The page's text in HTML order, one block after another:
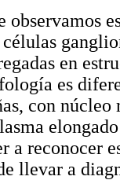
observamos
en
es
con
a reconocer
llevar a